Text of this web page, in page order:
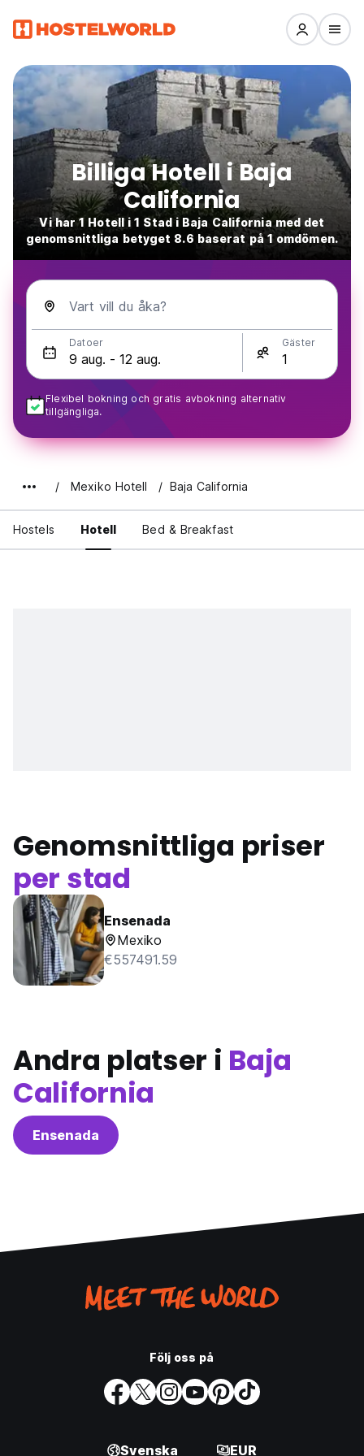
Billiga Hotell i Baja
California
Vi har 1 Hotell i 1 Stad i Baja California med det
genomsnittliga betyget 8.6 baserat på 1 omdömen.
Vart vill du åka?
Datoer Gäster
Flexibel bokning och gratis avbokning alternativ
tillgängliga.
Mexiko Hotell Baja California
Hostels Hotell Bed & Breakfast
Genomsnittliga priser
per stad
Ensenada
Mexiko
€557491.59
Andra platser i Baja
California
Ensenada
Följ oss på
Svenska EUR